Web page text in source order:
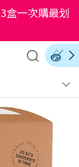
盒一次購最划